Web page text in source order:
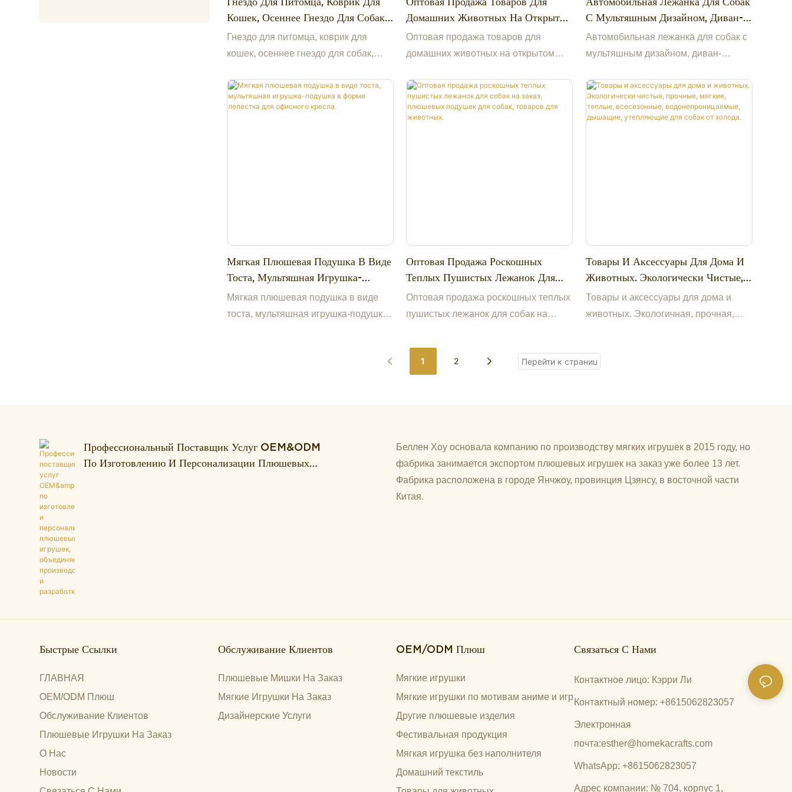
Кошек, Осеннее Гнездо Для Собак,
Лежанка Для Кошек, Товары Для
Животных, Плюшевая Лежанка.
Гнездо для питомца, коврик для
кошек, осеннее гнездо для собак,
животных, плюшевая лежанка.
Домашних Животных На Открытом
Воздухе От Производителя:
Портативные Сумки-Переноски Из
Водонепроницаемые Коврики Для
Собак И Кошек.
Оптовая продажа товаров для
домашних животных на открытом
портативные сумки-переноски из
антистатической ткани,
водонепроницаемые коврики для
С Мультяшным Дизайном, Диван-
Кровать Для Собак На Заказ,
Роскошная Спальная Лежанка Для
Автомобильная лежанка для собак с
мультяшным дизайном, диван-
роскошная спальная лежанка для
домашних животных.
Мягкая Плюшевая Подушка В Виде
Тоста, Мультяшная Игрушка-
Подушка В Форме Лепестка Для
Офисного Кресла.
Мягкая плюшевая подушка в виде
тоста, мультяшная игрушка-подушка
Оптовая Продажа Роскошных
Теплых Пушистых Лежанок Для
Собак На Заказ, Плюшевых
Подушек Для Собак, Товаров Для
Оптовая продажа роскошных теплых
пушистых лежанок для собак на
товаров для животных.
Товары И Аксессуары Для Дома И
Животных. Экологически Чистые,
Прочные, Мягкие, Теплые,
Всесезонные, Водонепроницаемые,
Товары и аксессуары для дома и
животных. Экологичная, прочная,
утепляющая лежанка для собак,
1 2
Профессиональный Поставщик Услуг OEM&ODM
По Изготовлению И Персонализации Плюшевых
Беллен Хоу основала компанию по производству мягких игрушек в 2015 году, но
фабрика занимается экспортом плюшевых игрушек на заказ уже более 13 лет.
Фабрика расположена в городе Янчжоу, провинция Цзянсу, в восточной части
Китая.
Быстрые Ссылки
ГЛАВНАЯ
OEM/ODM Плюш
Обслуживание Клиентов
Плюшевые Игрушки На Заказ
О Нас
Новости
Обслуживание Клиентов
Плюшевые Мишки На Заказ
Мягкие Игрушки На Заказ
Дизайнерские Услуги
OEM/ODM Плюш
Мягкие игрушки
Мягкие игрушки по мотивам аниме и игр
Другие плюшевые изделия
Фестивальная продукция
Мягкая игрушка без наполнителя
Домашний текстиль
Связаться С Нами
Контактное лицо: Кэрри Ли
Контактный номер: +8615062823057
Электронная
почта:esther@homekacrafts.com
WhatsApp: +8615062823057
Адрес компании: № 704, корпус 1,